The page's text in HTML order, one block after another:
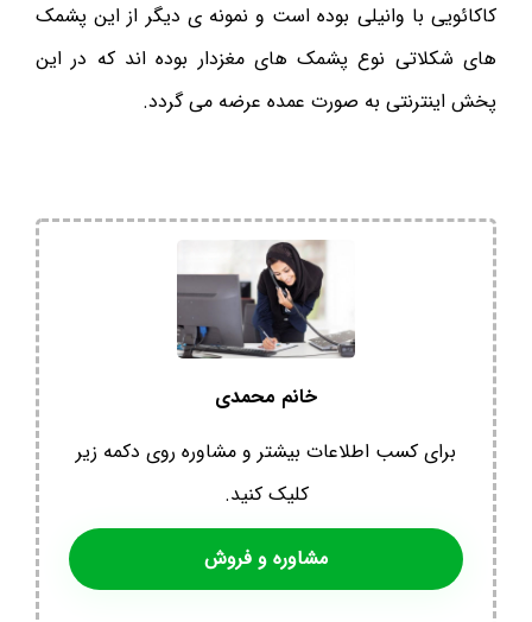
کاکائویی با وانیلی بوده است و نمونه ی دیگر از این پشمک
های شکلاتی نوع پشمک های مغزدار بوده اند که در این
پخش اینترنتی به صورت عمده عرضه می گردد.
خانم محمدی
برای کسب اطلاعات بیشتر و مشاوره روی دکمه زیر
کلیک کنید.
مشاوره و فروش